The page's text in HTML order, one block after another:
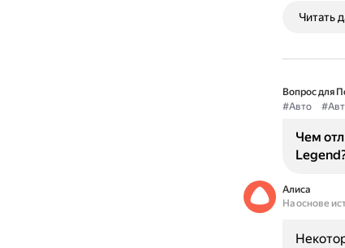
Читать
Вопрос для
#Авто
Чем
Алиса
На основе